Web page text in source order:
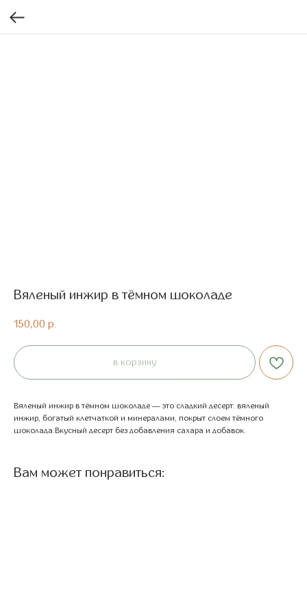
Вяленый инжир в тёмном шоколаде
150,00 р.
в корзину
Вяленый инжир в тёмном шоколаде — это сладкий десерт: вяленый
инжир, богатый клетчаткой и минералами, покрыт слоем тёмного
шоколада.Вкусный десерт без добавления сахара и добавок.
Вам может понравиться: